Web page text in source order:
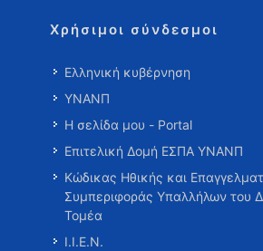
Χρήσιμοι σύνδεσμοι
Ελληνική κυβέρνηση
ΥΝΑΝΠ
Η σελίδα μου - Portal
Επιτελική Δομή ΕΣΠΑ ΥΝΑΝΠ
Κώδικας Ηθικής και
Συμπεριφοράς Υπαλλήλων του
Τομέα
Ι.Ι.Ε.Ν.